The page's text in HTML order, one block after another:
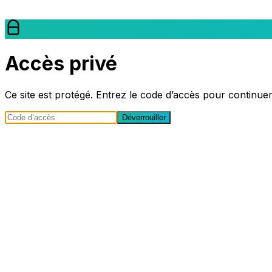
Accès privé
Ce site est protégé. Entrez le code d’accès pour
Déverrouiller